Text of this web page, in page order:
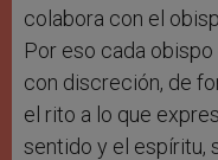
colabora con el
Por eso cada
con discreción, de
el rito a lo que
sentido y el espíritu,